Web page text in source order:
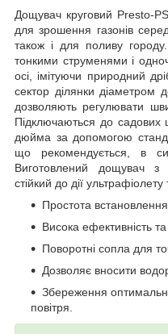
Дощувач круговий Presto-
для зрошення газонів
також і для поливу
тонкими струменями і
осі, імітуючи природний
сектор ділянки діаметром
дозволяють регулювати
Підключаються до садових
дюйма за допомогою
що рекомендується, в
Виготовлений дощувач з
стійкий до дії
Простота
Висока ефективність
Поворотні сопла для
Дозволяє вносити
Збереження
повітря.